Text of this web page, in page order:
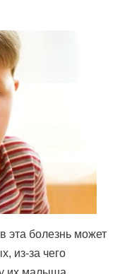
эта болезнь может
из-за чего